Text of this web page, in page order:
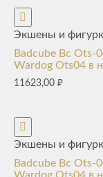
Экшены и
Badcube Bc Ots-
Wardog Ots04 в
11623,00 ₽
Экшены и
Badcube Bc Ots-